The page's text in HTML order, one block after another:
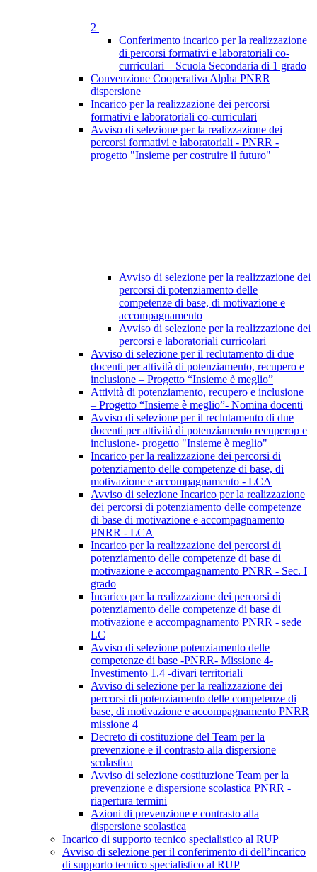
2
Conferimento incarico per la realizzazione
di percorsi formativi e laboratoriali co-
curriculari – Scuola Secondaria di 1 grado
Convenzione Cooperativa Alpha PNRR
dispersione
Incarico per la realizzazione dei percorsi
formativi e laboratoriali co-curriculari
Avviso di selezione per la realizzazione dei
percorsi formativi e laboratoriali - PNRR -
progetto "Insieme per costruire il futuro"
Avviso di selezione per la realizzazione dei
percorsi di potenziamento delle
competenze di base, di motivazione e
accompagnamento
Avviso di selezione per la realizzazione dei
percorsi e laboratoriali curricolari
Avviso di selezione per il reclutamento di due
docenti per attività di potenziamento, recupero e
inclusione – Progetto “Insieme è meglio”
Attività di potenziamento, recupero e inclusione
– Progetto “Insieme è meglio”- Nomina docenti
Avviso di selezione per il reclutamento di due
docenti per attività di potenziamento recuperop e
inclusione- progetto "Insieme è meglio"
Incarico per la realizzazione dei percorsi di
potenziamento delle competenze di base, di
motivazione e accompagnamento - LCA
Avviso di selezione Incarico per la realizzazione
dei percorsi di potenziamento delle competenze
di base di motivazione e accompagnamento
PNRR - LCA
Incarico per la realizzazione dei percorsi di
potenziamento delle competenze di base di
motivazione e accompagnamento PNRR - Sec. I
grado
Incarico per la realizzazione dei percorsi di
potenziamento delle competenze di base di
motivazione e accompagnamento PNRR - sede
LC
Avviso di selezione potenziamento delle
competenze di base -PNRR- Missione 4-
Investimento 1.4 -divari territoriali
Avviso di selezione per la realizzazione dei
percorsi di potenziamento delle competenze di
base, di motivazione e accompagnamento PNRR
missione 4
Decreto di costituzione del Team per la
prevenzione e il contrasto alla dispersione
scolastica
Avviso di selezione costituzione Team per la
prevenzione e dispersione scolastica PNRR -
riapertura termini
Azioni di prevenzione e contrasto alla
dispersione scolastica
Incarico di supporto tecnico specialistico al RUP
Avviso di selezione per il conferimento di dell’incarico
di supporto tecnico specialistico al RUP